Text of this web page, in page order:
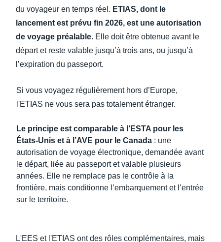
du voyageur en temps réel. ETIAS, dont le
lancement est prévu fin 2026, est une autorisation
de voyage préalable. Elle doit être obtenue avant le
départ et reste valable jusqu’à trois ans, ou jusqu’à
l’expiration du passeport.
Si vous voyagez régulièrement hors d’Europe,
l'ETIAS ne vous sera pas totalement étranger.
Le principe est comparable à l’ESTA pour les
États-Unis et à l’AVE pour le Canada : une
autorisation de voyage électronique, demandée avant
le départ, liée au passeport et valable plusieurs
années. Elle ne remplace pas le contrôle à la
frontière, mais conditionne l’embarquement et l’entrée
sur le territoire.
L'EES et l'ETIAS ont des rôles complémentaires, mais